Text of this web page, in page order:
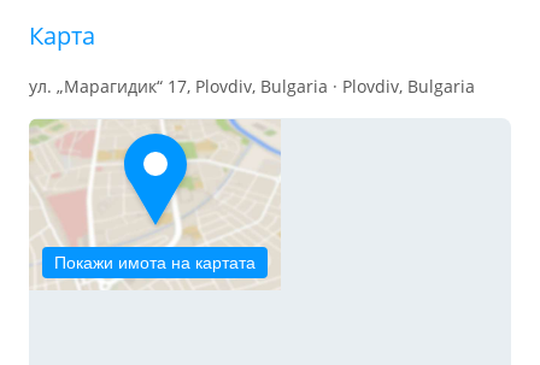
Карта
ул. „Марагидик“ 17, Plovdiv, Bulgaria · Plovdiv, Bulgaria
Покажи имота на картата